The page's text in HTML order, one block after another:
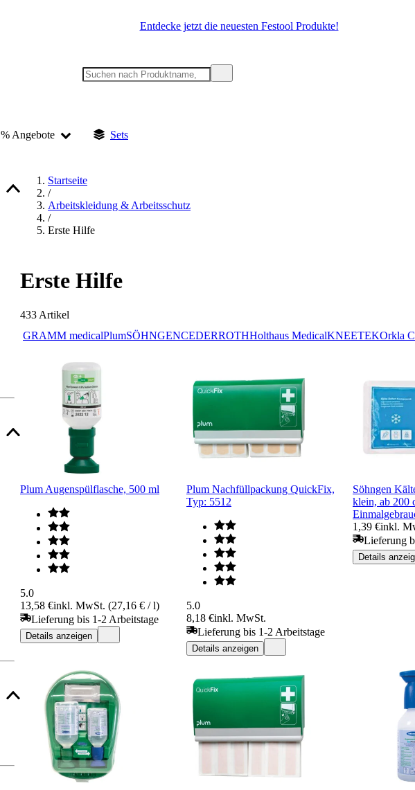
Entdecke jetzt die neuesten Festool Produkte!
% Angebote Sets
Startseite
/
Arbeitskleidung & Arbeitsschutz
/
Erste Hilfe
Erste Hilfe
433 Artikel
GRAMM medicalPlumSÖHNGENCEDERROTHHolthaus MedicalKNEETEKOrkla
Plum Augenspülflasche, 500 ml
5.0
13,58 €inkl. MwSt. (27,16 € / l)
Lieferung bis 1-2 Arbeitstage
Details anzeigen
Plum Nachfüllpackung QuickFix,
Typ: 5512
5.0
8,18 €inkl. MwSt.
Lieferung bis 1-2 Arbeitstage
Details anzeigen
Söhngen
klein, ab 200
1,39 €inkl.
Lieferung
Details